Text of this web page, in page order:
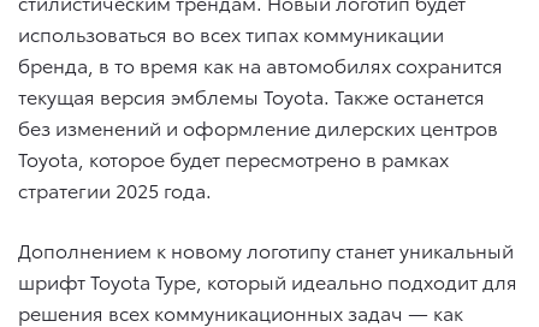
использоваться во всех типах коммуникации
бренда, в то время как на автомобилях сохранится
текущая версия эмблемы Toyota. Также останется
без изменений и оформление дилерских центров
Toyota, которое будет пересмотрено в рамках
стратегии 2025 года.
Дополнением к новому логотипу станет уникальный
шрифт Toyota Type, который идеально подходит для
решения всех коммуникационных задач — как